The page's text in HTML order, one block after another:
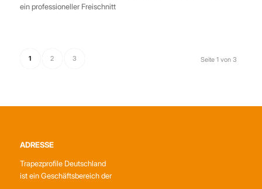
ein professioneller Freischnitt
Seite 1 von 3
1 2 3
ADRESSE
Trapezprofile Deutschland
ist ein Geschäftsbereich der